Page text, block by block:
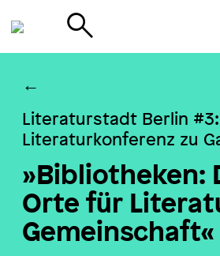
←
Literaturstadt Berlin
Literaturkonferenz zu
»Bibliotheken:
Orte für
Gemeinschaft«